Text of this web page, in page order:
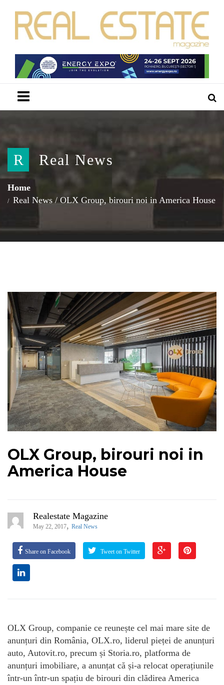
R Real News
Home
Real News / OLX Group, birouri noi in America House
OLX Group, birouri noi in
America House
Realestate Magazine
May 22, 2017, Real News
Share on Facebook Tweet on Twitter
OLX Group, companie ce reunește cel mai mare site de
anunțuri din România, OLX.ro, liderul pieței de anunțuri
auto, Autovit.ro, precum și Storia.ro, platforma de
anunțuri imobiliare, a anunțat că și-a relocat operațiunile
într-un într-un spațiu de birouri din clădirea America